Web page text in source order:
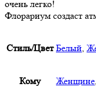
очень легко!
Флорариум создаст
Стиль/Цвет Белый,
Кому Женщине,